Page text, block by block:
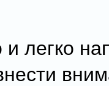
и легко